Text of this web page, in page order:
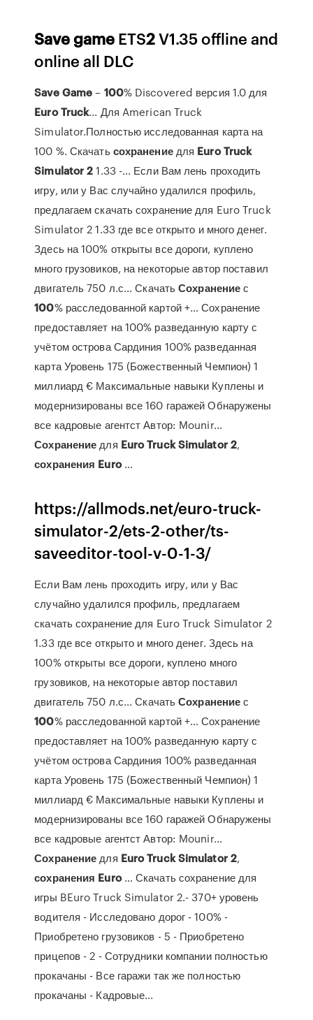
Savegame ETS2V1.35 offline and
online all DLC
Save Game– 100% Discovered версия 1.0 для
Euro Truck... Для American Truck
Simulator.Полностью исследованная карта на
100 %. Скачатьсохранениедля Euro Truck
Simulator 21.33 -… Если Вам лень проходить
игру, или у Вас случайно удалился профиль,
предлагаем скачать сохранение для Euro Truck
Simulator 2 1.33 где все открыто и много денег.
Здесь на 100% открыты все дороги, куплено
много грузовиков, на некоторые автор поставил
двигатель 750 л.с... СкачатьСохранениес
100% расследованной картой +… Сохранение
предоставляет на 100% разведанную карту с
учётом острова Сардиния 100% разведанная
карта Уровень 175 (Божественный Чемпион) 1
миллиард € Максимальные навыки Куплены и
модернизированы все 160 гаражей Обнаружены
все кадровые агентст Автор: Mounir...
Сохранениедля EuroTruck Simulator 2,
сохранения Euro…
https://allmods.net/euro-truck-
simulator-2/ets-2-other/ts-
saveeditor-tool-v-0-1-3/
Если Вам лень проходить игру, или у Вас
случайно удалился профиль, предлагаем
скачать сохранение для Euro Truck Simulator 2
1.33 где все открыто и много денег. Здесь на
100% открыты все дороги, куплено много
грузовиков, на некоторые автор поставил
двигатель 750 л.с... СкачатьСохранениес
100% расследованной картой +… Сохранение
предоставляет на 100% разведанную карту с
учётом острова Сардиния 100% разведанная
карта Уровень 175 (Божественный Чемпион) 1
миллиард € Максимальные навыки Куплены и
модернизированы все 160 гаражей Обнаружены
все кадровые агентст Автор: Mounir...
Сохранениедля EuroTruck Simulator 2,
сохранения Euro… Скачать сохранение для
игры BEuro Truck Simulator 2.- 370+ уровень
водителя - Исследовано дорог - 100% -
Приобретено грузовиков - 5 - Приобретено
прицепов - 2 - Сотрудники компании полностью
прокачаны - Все гаражи так же полностью
прокачаны - Кадровые...